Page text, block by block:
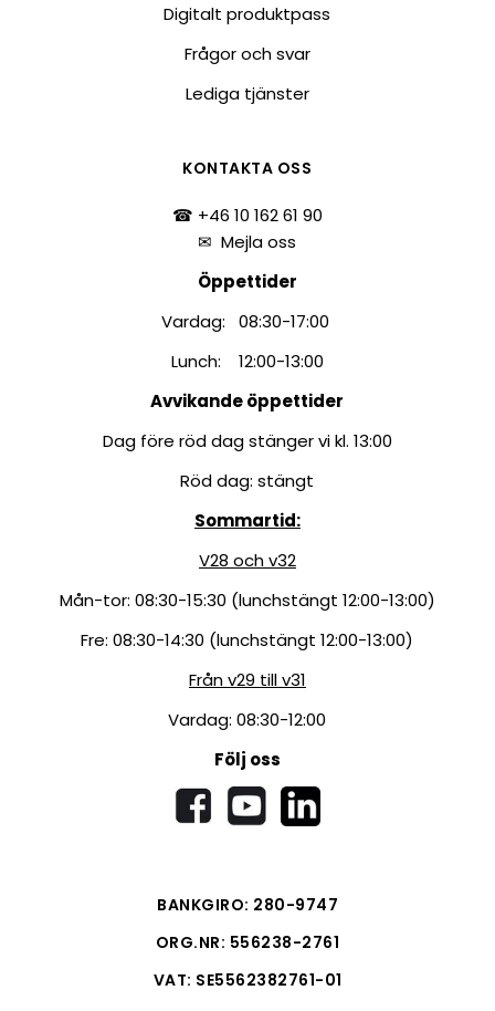
Digitalt produktpass
Frågor och svar
Lediga tjänster
KONTAKTA OSS
☎ +46 10 162 61 90
✉Mejla oss
Öppettider
Vardag: 08:30-17:00
Lunch: 12:00-13:00
Avvikande öppettider
Dag före röd dag stänger vi kl. 13:00
Röd dag: stängt
Sommartid:
V28 och v32
Mån-tor: 08:30-15:30 (lunchstängt 12:00-13:00)
Fre: 08:30-14:30 (lunchstängt 12:00-13:00)
Från v29 till v31
Vardag: 08:30-12:00
Följ oss
BANKGIRO: 280-9747
ORG.NR: 556238-2761
VAT: SE5562382761-01